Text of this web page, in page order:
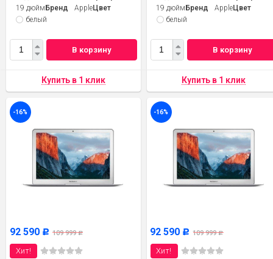
19 дюймБренд AppleЦвет
белый
В корзину
19 дюймБренд AppleЦвет
белый
В корзину
-16%
92 590 Р 109 999Р
Хит!
-16%
92 590 Р 109 999Р
Хит!